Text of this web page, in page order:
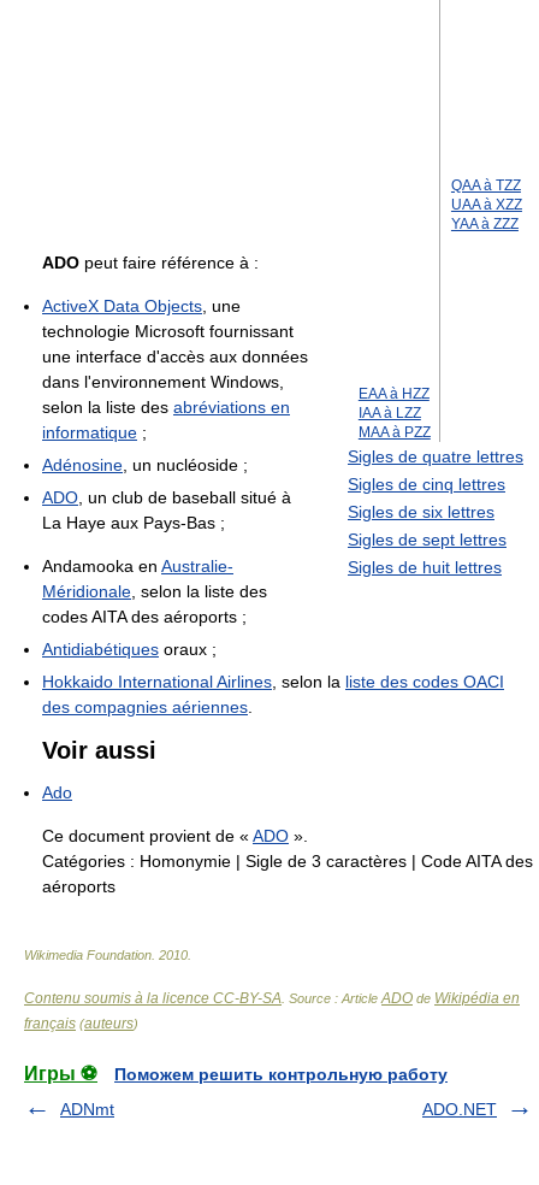
EAA à HZZ
IAA à LZZ
MAA à PZZ
QAA à TZZ
UAA à XZZ
YAA à ZZZ
Sigles de quatre lettres
Sigles de cinq lettres
Sigles de six lettres
Sigles de sept lettres
Sigles de huit lettres
ADO peut faire référence à :
ActiveX Data Objects , une
technologie Microsoft fournissant
une interface d'accès aux données
dans l'environnement Windows,
selon la liste des abréviations en
informatique ;
Adénosine , un nucléoside ;
ADO , un club de baseball situé à
La Haye aux Pays-Bas ;
Andamooka en Australie-
Méridionale , selon la liste des
codes AITA des aéroports ;
Antidiabétiques oraux ;
Hokkaido International Airlines , selon la liste des codes OACI
des compagnies aériennes
Voir aussi
Ado
Ce document provient de « ADO ».
Catégories : Homonymie | Sigle de 3 caractères | Code AITA des
aéroports
Wikimedia Foundation 2010
Contenu soumis à la licence CC-BY-SA . Source : Article ADO de Wikipédia en
français (auteurs)
Игры ⚽
Поможем решить контрольную работу
ADNmt
ADO.NET